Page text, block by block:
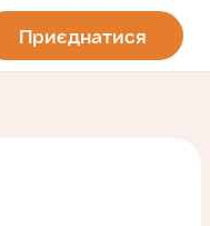
Приєднатися